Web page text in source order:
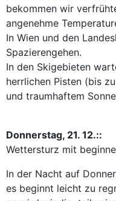
bekommen wir
angenehme
In Wien und den
Spazierengehen.
In den Skigebieten
herrlichen Pisten (bis
und traumhaftem
Donnerstag, 21. 12.::
Wettersturz mit
In der Nacht auf
es beginnt leicht zu